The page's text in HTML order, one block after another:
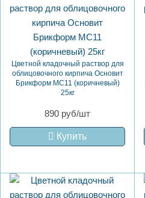
Цветной кладочный раствор для
облицовочного кирпича Основит
Брикформ MC11 (коричневый)
25кг
890 руб/шт
Купить